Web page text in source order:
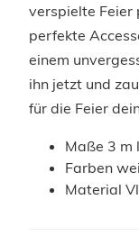
verspielte Feier
perfekte
einem
ihn jetzt und
für die Feier
Maße 3 m
Farben
Material